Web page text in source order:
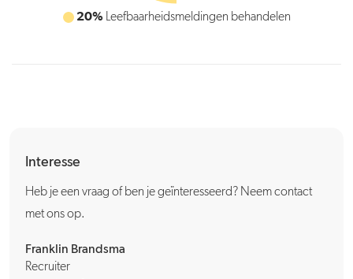
20% Leefbaarheidsmeldingen behandelen
Interesse
Heb je een vraag of ben je geïnteresseerd? Neem contact
met ons op.
Franklin Brandsma
Recruiter